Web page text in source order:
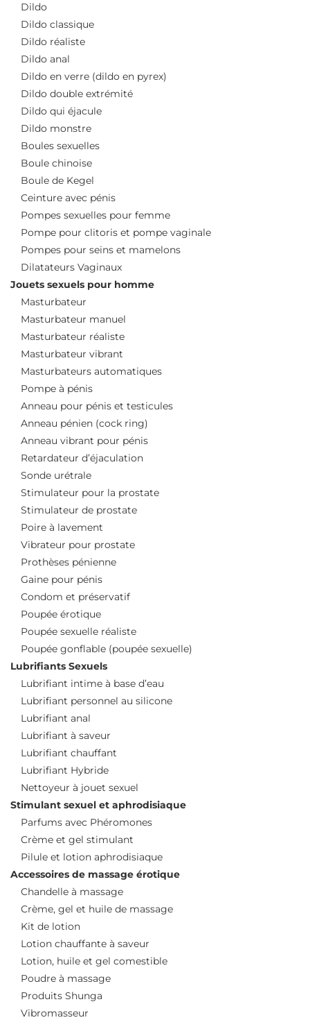
Dildo
Dildo classique
Dildo réaliste
Dildo anal
Dildo en verre (dildo en pyrex)
Dildo double extrémité
Dildo qui éjacule
Dildo monstre
Boules sexuelles
Boule chinoise
Boule de Kegel
Ceinture avec pénis
Pompes sexuelles pour femme
Pompe pour clitoris et pompe vaginale
Pompes pour seins et mamelons
Dilatateurs Vaginaux
Jouets sexuels pour homme
Masturbateur
Masturbateur manuel
Masturbateur réaliste
Masturbateur vibrant
Masturbateurs automatiques
Pompe à pénis
Anneau pour pénis et testicules
Anneau pénien (cock ring)
Anneau vibrant pour pénis
Retardateur d’éjaculation
Sonde urétrale
Stimulateur pour la prostate
Stimulateur de prostate
Poire à lavement
Vibrateur pour prostate
Prothèses pénienne
Gaine pour pénis
Condom et préservatif
Poupée érotique
Poupée sexuelle réaliste
Poupée gonflable (poupée sexuelle)
Lubrifiants Sexuels
Lubrifiant intime à base d’eau
Lubrifiant personnel au silicone
Lubrifiant anal
Lubrifiant à saveur
Lubrifiant chauffant
Lubrifiant Hybride
Nettoyeur à jouet sexuel
Stimulant sexuel et aphrodisiaque
Parfums avec Phéromones
Crème et gel stimulant
Pilule et lotion aphrodisiaque
Accessoires de massage érotique
Chandelle à massage
Crème, gel et huile de massage
Kit de lotion
Lotion chauffante à saveur
Lotion, huile et gel comestible
Poudre à massage
Produits Shunga
Vibromasseur